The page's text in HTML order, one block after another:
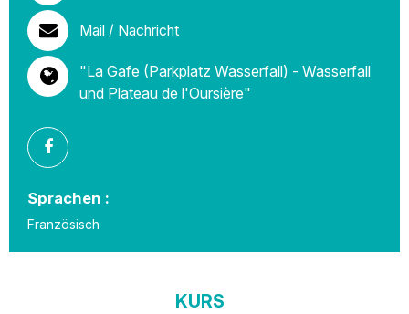
Mail / Nachricht
"La Gafe (Parkplatz Wasserfall) - Wasserfall
und Plateau de l'Oursière"
Sprachen :
Französisch
KURS